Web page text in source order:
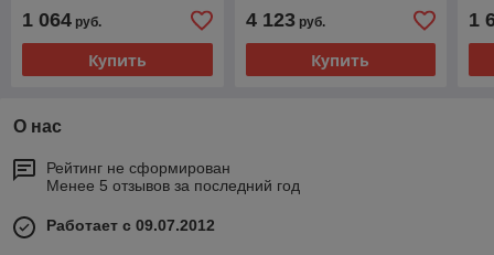
1 064 руб.
Купить
прицеп ТМ2500
4 123руб.
Купить
1
О нас
Рейтинг не сформирован
Менее 5 отзывов за последний год
Работает с 09.07.2012